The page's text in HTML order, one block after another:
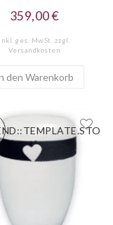
359,00 €
inkl. ges. MwSt. zzgl.
Versandkosten
den Warenkorb